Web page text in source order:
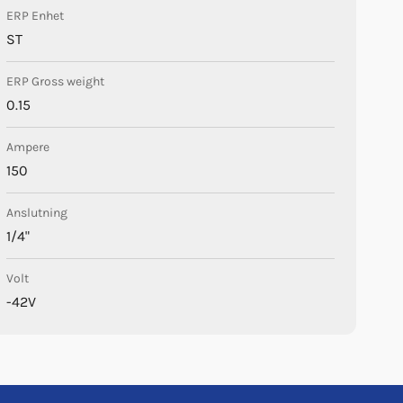
ERP Enhet
ST
ERP Gross weight
0.15
Ampere
150
Anslutning
1/4"
Volt
-42V